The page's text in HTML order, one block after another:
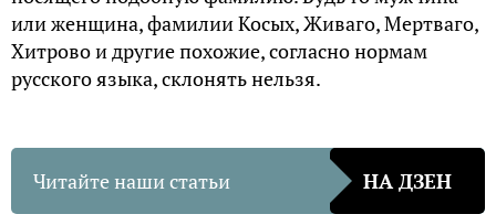
или женщина, фамилии Косых, Живаго, Мертваго,
Хитрово и другие похожие, согласно нормам
русского языка, склонять нельзя.
Читайте наши статьи НА ДЗЕН